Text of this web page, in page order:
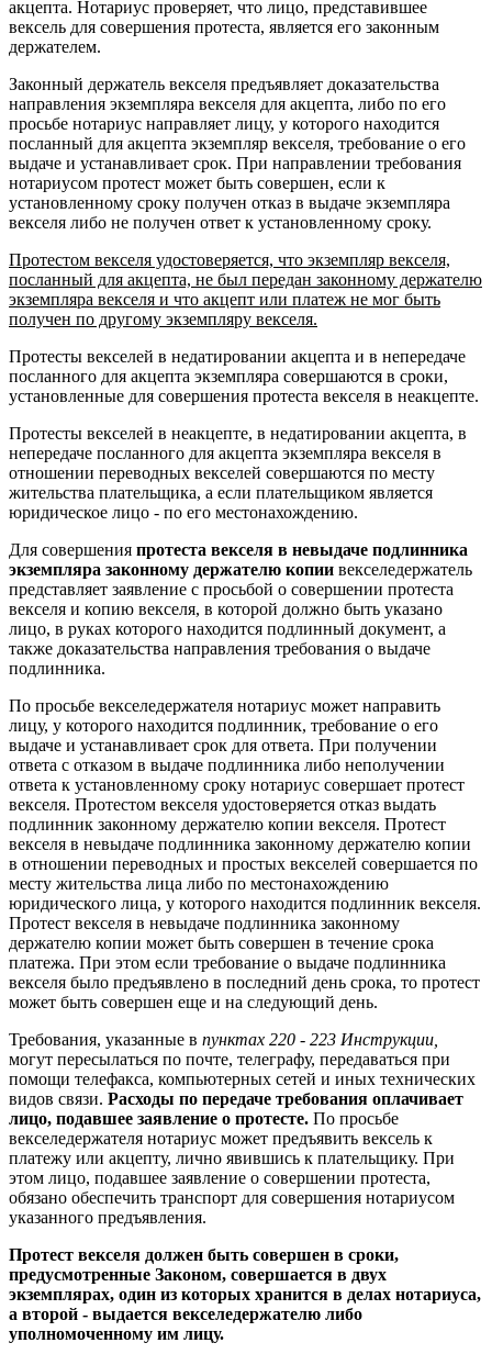
акцепта. Нотариус проверяет, что лицо, представившее
вексель для совершения протеста, является его законным
держателем.
Законный держатель векселя предъявляет доказательства
направления экземпляра векселя для акцепта, либо по его
просьбе нотариус направляет лицу, у которого находится
посланный для акцепта экземпляр векселя, требование о его
выдаче и устанавливает срок. При направлении требования
нотариусом протест может быть совершен, если к
установленному сроку получен отказ в выдаче экземпляра
векселя либо не получен ответ к установленному сроку.
Протестом векселя удостоверяется, что экземпляр векселя,
посланный для акцепта, не был передан законному держателю
экземпляра векселя и что акцепт или платеж не мог быть
получен по другому экземпляру векселя.
Протесты векселей в недатировании акцепта и в непередаче
посланного для акцепта экземпляра совершаются в сроки,
установленные для совершения протеста векселя в неакцепте.
Протесты векселей в неакцепте, в недатировании акцепта, в
непередаче посланного для акцепта экземпляра векселя в
отношении переводных векселей совершаются по месту
жительства плательщика, а если плательщиком является
юридическое лицо - по его местонахождению.
Для совершения протеста векселя в невыдаче подлинника
экземпляра законному держателю копии векселедержатель
представляет заявление с просьбой о совершении протеста
векселя и копию векселя, в которой должно быть указано
лицо, в руках которого находится подлинный документ, а
также доказательства направления требования о выдаче
подлинника.
По просьбе векселедержателя нотариус может направить
лицу, у которого находится подлинник, требование о его
выдаче и устанавливает срок для ответа. При получении
ответа с отказом в выдаче подлинника либо неполучении
ответа к установленному сроку нотариус совершает протест
векселя. Протестом векселя удостоверяется отказ выдать
подлинник законному держателю копии векселя. Протест
векселя в невыдаче подлинника законному держателю копии
в отношении переводных и простых векселей совершается по
месту жительства лица либо по местонахождению
юридического лица, у которого находится подлинник векселя.
Протест векселя в невыдаче подлинника законному
держателю копии может быть совершен в течение срока
платежа. При этом если требование о выдаче подлинника
векселя было предъявлено в последний день срока, то протест
может быть совершен еще и на следующий день.
Требования, указанные в пунктах 220 - 223 Инструкции,
могут пересылаться по почте, телеграфу, передаваться при
помощи телефакса, компьютерных сетей и иных технических
видов связи. Расходы по передаче требования оплачивает
лицо, подавшее заявление о протесте. По просьбе
векселедержателя нотариус может предъявить вексель к
платежу или акцепту, лично явившись к плательщику. При
этом лицо, подавшее заявление о совершении протеста,
обязано обеспечить транспорт для совершения нотариусом
указанного предъявления.
Протест векселя должен быть совершен в сроки,
предусмотренные Законом, совершается в двух
экземплярах, один из которых хранится в делах нотариуса,
а второй - выдается векселедержателю либо
уполномоченному им лицу.